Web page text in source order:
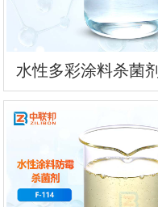
水性多彩涂料杀菌剂